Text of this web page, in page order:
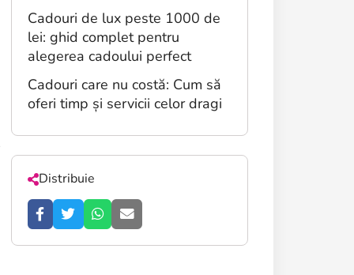
Cadouri de lux peste 1000 de
lei: ghid complet pentru
alegerea cadoului perfect
Cadouri care nu costă: Cum să
oferi timp și servicii celor dragi
Distribuie